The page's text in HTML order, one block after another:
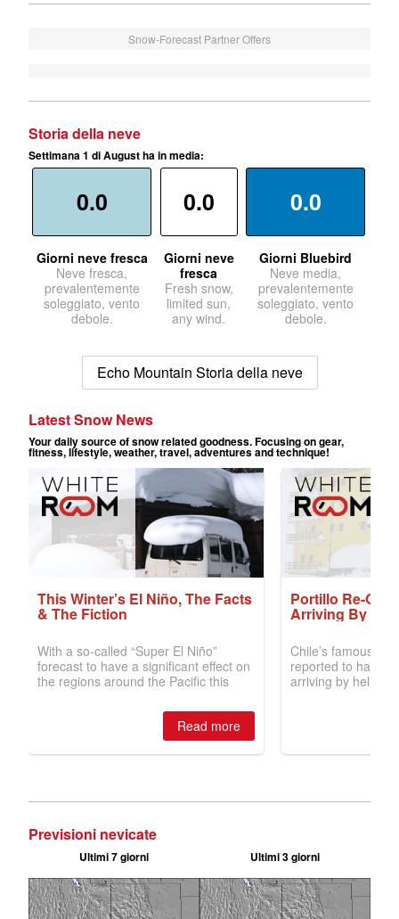
Snow-Forecast Partner Offers
Storia della neve
Settimana 1 di August ha in media:
0.0
Giorni neve fresca
Neve fresca,
prevalentemente
soleggiato, vento
debole.
0.0
Giorni neve
fresca
Fresh snow,
limited sun,
any wind.
0.0
Giorni Bluebird
Neve media,
prevalentemente
soleggiato, vento
debole.
Echo Mountain Storia della neve
Previsioni nevicate
Ultimi 7 giorni Ultimi 3 giorni